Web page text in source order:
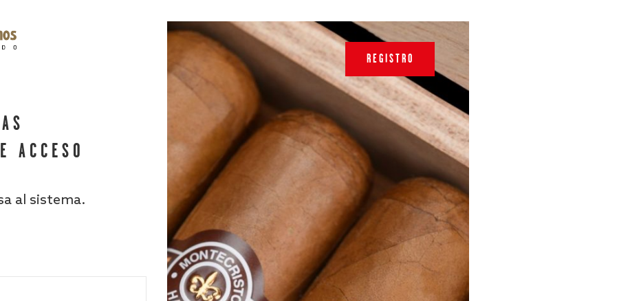
ACCESO
al sistema.
REGISTRO